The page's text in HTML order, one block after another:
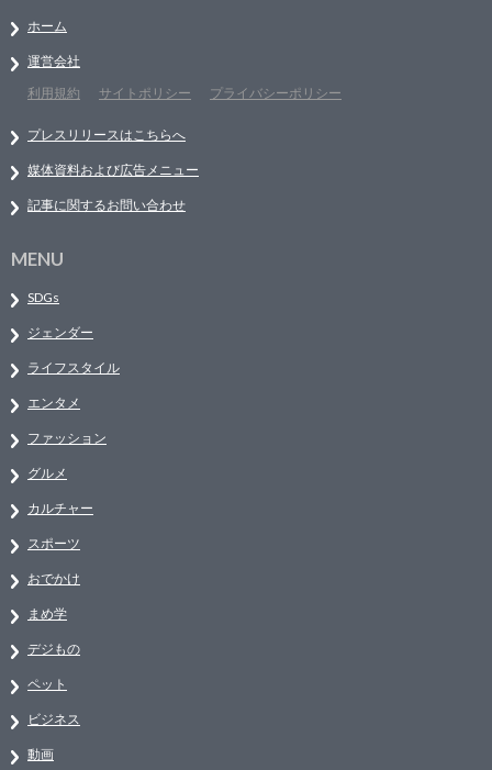
ホーム
運営会社
利用規約
サイトポリシー プライバシーポリシー
プレスリリースはこちらへ
媒体資料および広告メニュー
記事に関するお問い合わせ
MENU
SDGs
ジェンダー
ライフスタイル
エンタメ
ファッション
グルメ
カルチャー
スポーツ
おでかけ
まめ学
デジもの
ペット
ビジネス
動画